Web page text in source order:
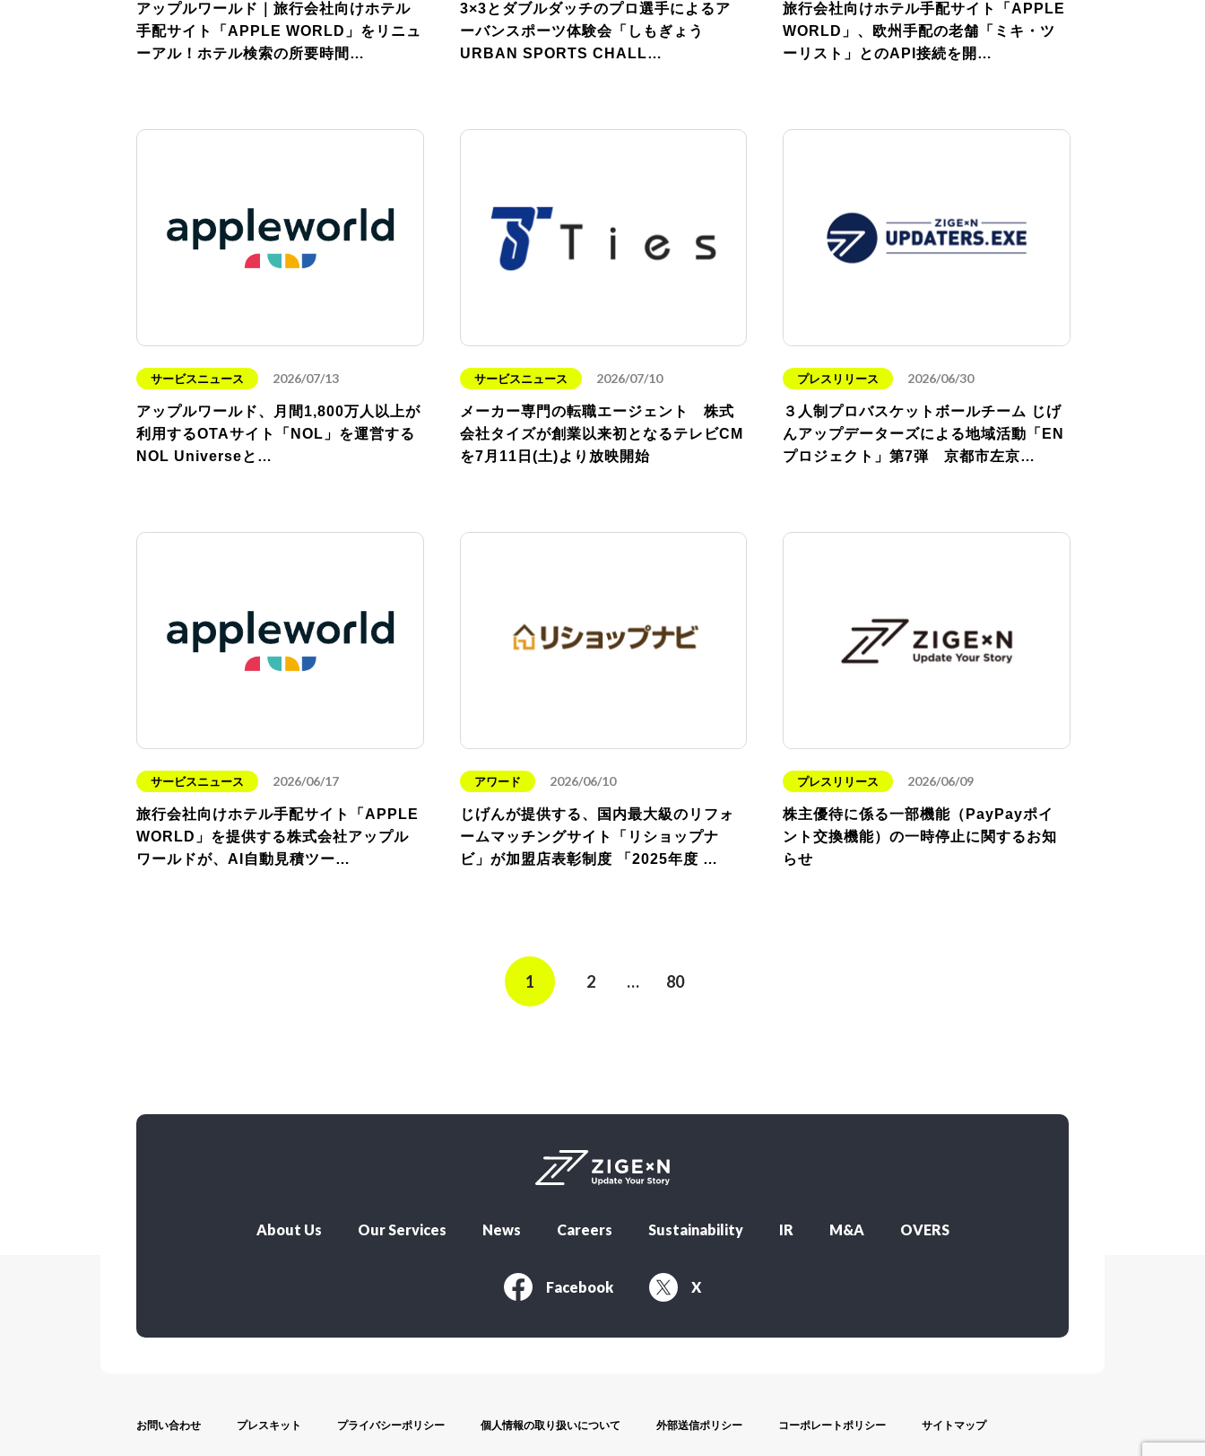
アップルワールド｜旅行会社向けホテル
手配サイト「APPLE WORLD」をリニュ
ーアル！ホテル検索の所要時間…
3×3とダブルダッチのプロ選手によるア
ーバンスポーツ体験会「しもぎょう
URBAN SPORTS CHALL…
旅行会社向けホテル手配サイト「APPLE
WORLD」、欧州手配の老舗「ミキ・ツ
ーリスト」とのAPI接続を開…
サービスニュース 2026/07/13
アップルワールド、月間1,800万人以上が
利用するOTAサイト「NOL」を運営する
NOL Universeと…
サービスニュース 2026/07/10
メーカー専門の転職エージェント 株式
会社タイズが創業以来初となるテレビCM
を7月11日(土)より放映開始
プレスリリース 2026/06/30
３人制プロバスケットボールチーム じげ
んアップデーターズによる地域活動「EN
プロジェクト」第7弾 京都市左京…
サービスニュース 2026/06/17
旅行会社向けホテル手配サイト「APPLE
WORLD」を提供する株式会社アップル
ワールドが、AI自動見積ツー…
アワード 2026/06/10
じげんが提供する、国内最大級のリフォ
ームマッチングサイト「リショップナ
ビ」が加盟店表彰制度 「2025年度 …
プレスリリース 2026/06/09
株主優待に係る一部機能（PayPayポイ
ント交換機能）の一時停止に関するお知
らせ
1 2 … 80
About Us Our Services News Careers Sustainability IR M&A OVERS
Facebook X
お問い合わせ プレスキット プライバシーポリシー 個人情報の取り扱いについて 外部送信ポリシー コーポレートポリシー サイトマップ